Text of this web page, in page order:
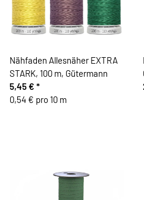
Nähfaden Allesnäher EXTRA
STARK, 100 m, Gütermann
5,45 € *
0,54 € pro 10 m